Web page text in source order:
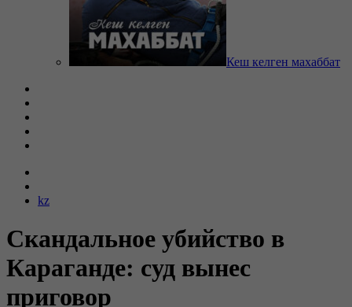
Кеш келген махаббат
kz
Скандальное убийство в
Караганде: суд вынес
приговор